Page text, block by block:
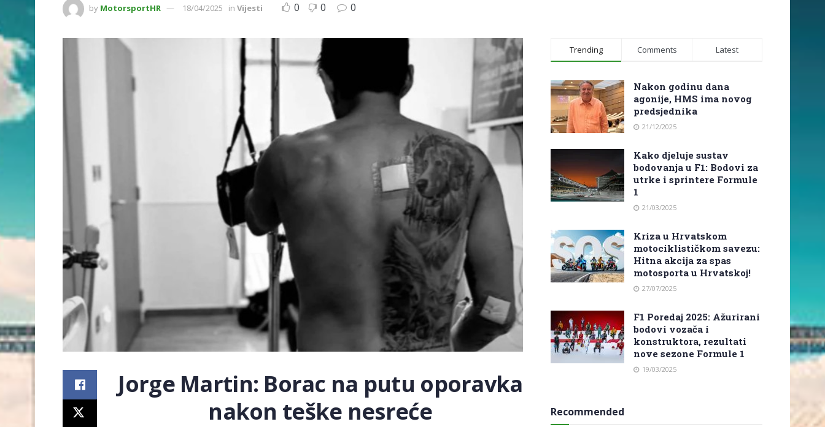
by MotorsportHR 18/04/2025 in Vijesti 0 0 0
Jorge Martin: Borac na putu oporavka
nakon teške nesreće
Trending Comments Latest
Nakon godinu dana
agonije, HMS ima novog
predsjednika
21/12/2025
Kako djeluje sustav
bodovanja u F1: Bodovi za
utrke i sprintere Formule
1
21/03/2025
Kriza u Hrvatskom
motociklističkom savezu:
Hitna akcija za spas
motosporta u Hrvatskoj!
27/07/2025
F1 Poredaj 2025: Ažurirani
bodovi vozača i
konstruktora, rezultati
nove sezone Formule 1
19/03/2025
Recommended